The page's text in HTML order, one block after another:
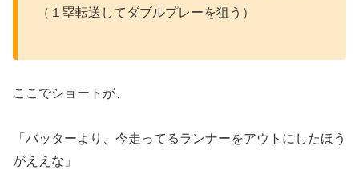
（１塁転送してダブルプレーを狙う）
ここでショートが、
「バッターより、今走ってるランナーをアウトにしたほう
がええな」